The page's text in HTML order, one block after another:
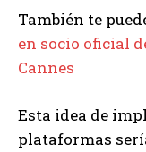
También te
en socio oficial
Cannes
Esta idea de
plataformas